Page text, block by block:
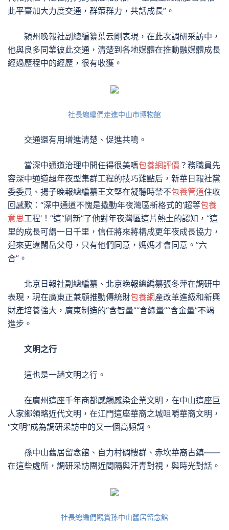
此平臺加大力度交通，群策群力，共話成長”。
潁州晚報社副總編纂葉云剛表現，在此次調研采訪中，
他與良多同業彼此交通，清楚到各地媒體在推動融媒體成長
經過歷程中的經歷，很有收獲。
社長總編們走進中山市博物館
交通還有用增進清楚、促進共鳴。
當深中通道治理中間任得很美嗎包養網評價 ？務職員先
容深中通道超年夜型集群工程的技巧難點后，新華日報社黨
委委員、揚子晚報總編纂王文堅在凝聽時禁不包養管道住收
回感歎：“深中通道不愧是撬動年夜灣區新格式的‘超等包養
意思工程’！”這“刷新”了他對年夜灣區這片熱土的認知，“這
里的成長可謂一日千里，信任將來將構成更年夜成長協力，
迎來更遼闊岳父母，只有他們同意，媽媽才會同意。”六
合”。
北京日報社副總編纂、北京晚報總編纂張冬萍在調研中
表現，現在廣東正兼顧推動傳統財包養網產改革進級和新興
財產培養強大，廣東制造的“含智量”“含綠量”“含金量”不竭
進步。
文明之行
這也是一趟文明之行。
在廣州這座千年商都感觸感染企業文明，在中山這座巨
人家鄉領略近代文明，在江門這座華裔之城咀嚼華裔文明，
“文明”成為調研采訪中的又一個高頻詞。
孫中山舊居留念館、自力村碉樓群、赤坎華裔古鎮——
在這些處所，調研采訪團近間隔與汗青對視，與時光對話。
社長總編們觀賞孫中山舊居留念館